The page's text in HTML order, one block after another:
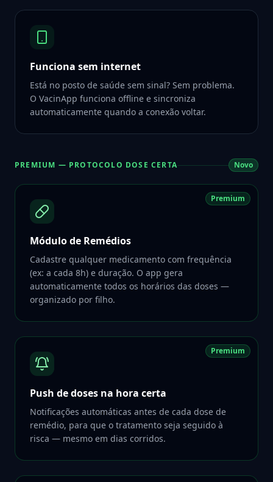
Funciona sem internet
Está no posto de saúde sem sinal? Sem problema.
O VacinApp funciona offline e sincroniza
automaticamente quando a conexão voltar.
PREMIUM — PROTOCOLO DOSE CERTA Novo
Premium
Módulo de Remédios
Cadastre qualquer medicamento com frequência
(ex: a cada 8h) e duração. O app gera
automaticamente todos os horários das doses —
organizado por filho.
Premium
Push de doses na hora certa
Notificações automáticas antes de cada dose de
remédio, para que o tratamento seja seguido à
risca — mesmo em dias corridos.